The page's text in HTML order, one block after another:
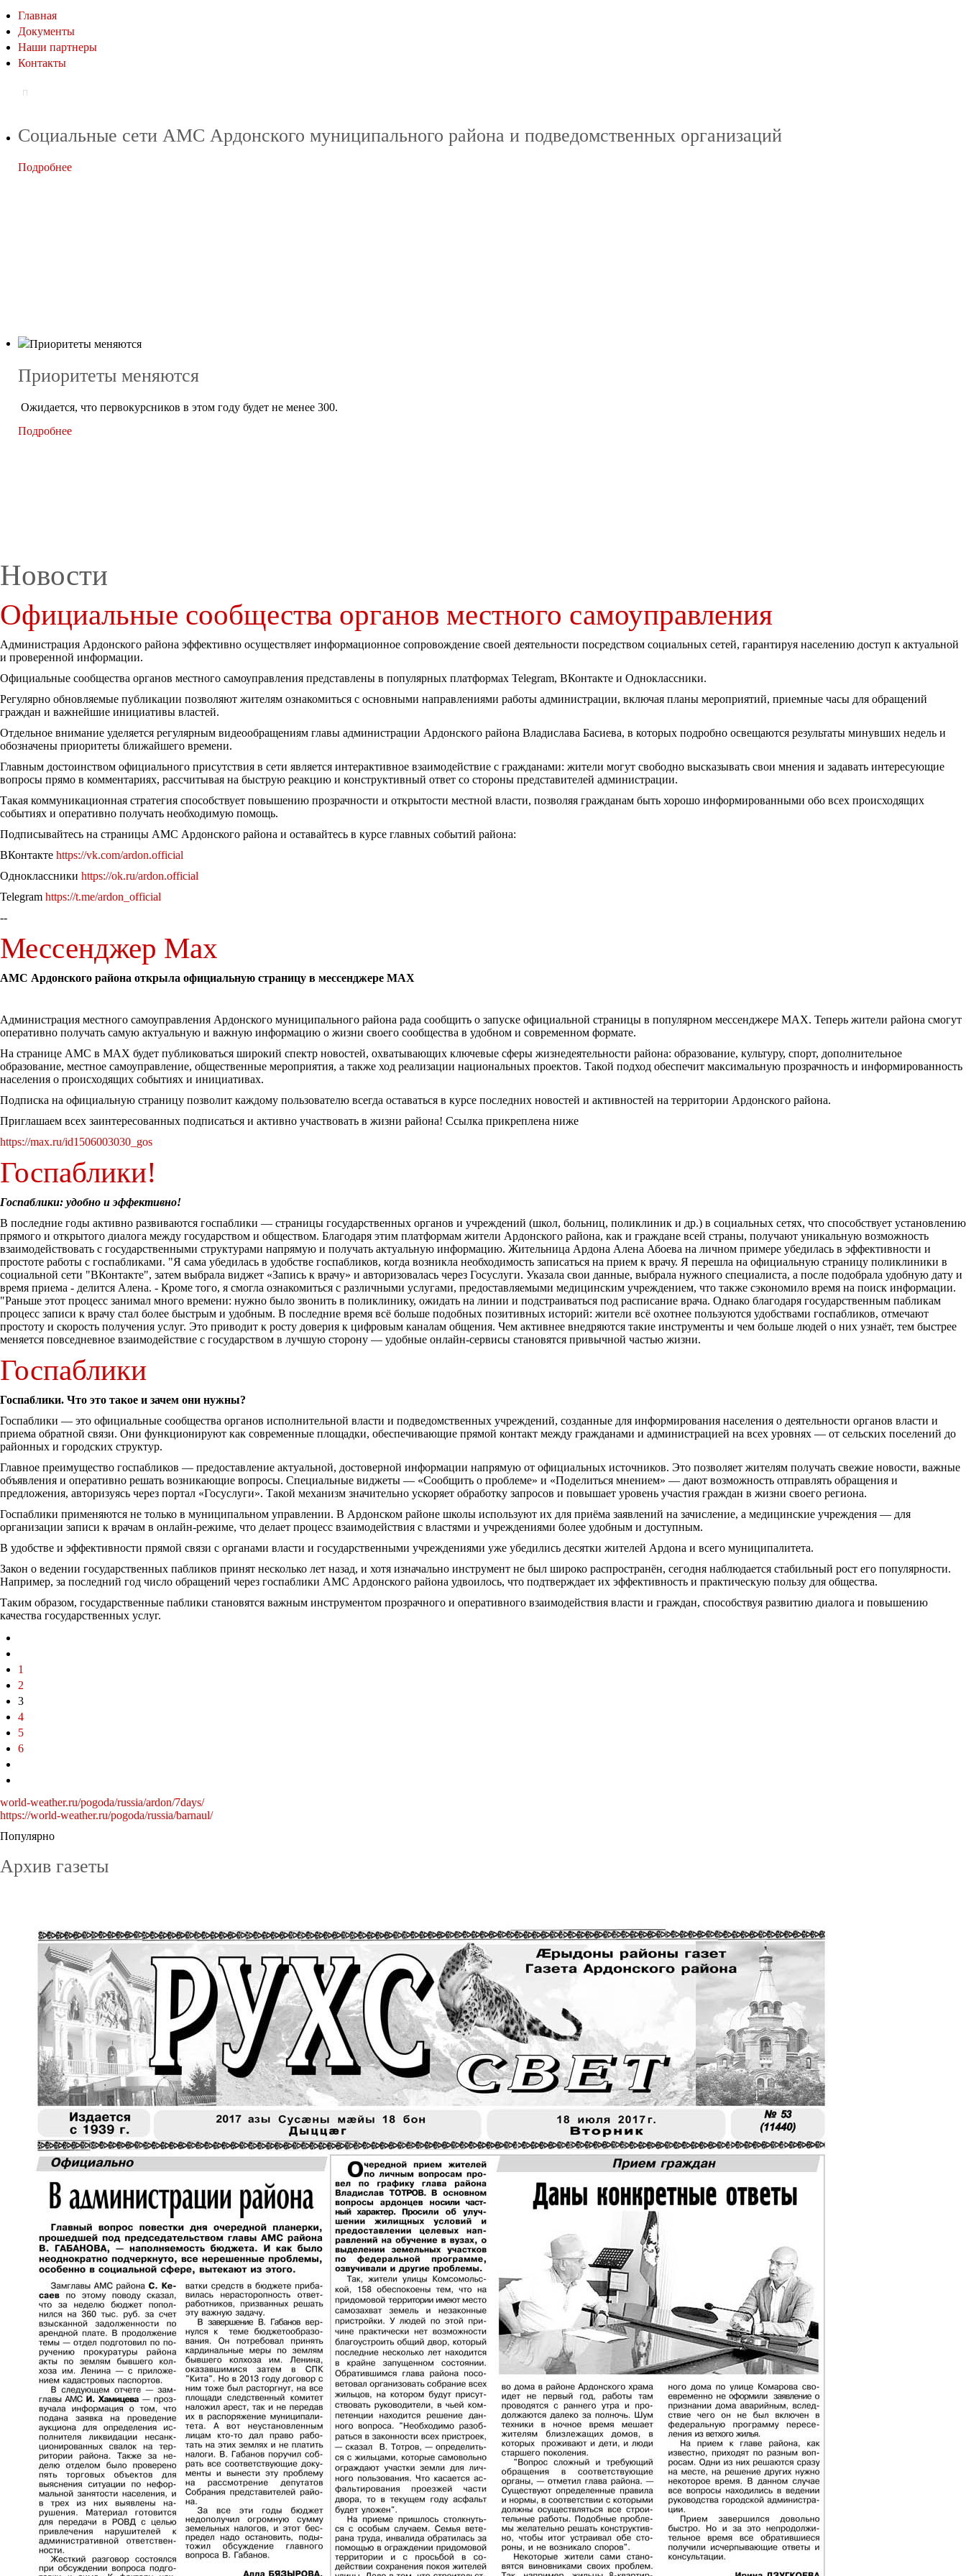
Главная
Документы
Наши партнеры
Контакты
Социальные сети АМС Ардонского муниципального района и подведомственных организаций
Подробнее
Приоритеты меняются
Ожидается, что первокурсников в этом году будет не менее 300.
Подробнее
Новости
Официальные сообщества органов местного самоуправления
Администрация Ардонского района эффективно осуществляет информационное сопровождение своей деятельности посредством социальных сетей, гарантируя населению доступ к актуальной
и проверенной информации.
Официальные сообщества органов местного самоуправления представлены в популярных платформах Telegram, ВКонтакте и Одноклассники.
Регулярно обновляемые публикации позволяют жителям ознакомиться с основными направлениями работы администрации, включая планы мероприятий, приемные часы для обращений
граждан и важнейшие инициативы властей.
Отдельное внимание уделяется регулярным видеообращениям главы администрации Ардонского района Владислава Басиева, в которых подробно освещаются результаты минувших недель и
обозначены приоритеты ближайшего времени.
Главным достоинством официального присутствия в сети является интерактивное взаимодействие с гражданами: жители могут свободно высказывать свои мнения и задавать интересующие
вопросы прямо в комментариях, рассчитывая на быструю реакцию и конструктивный ответ со стороны представителей администрации.
Такая коммуникационная стратегия способствует повышению прозрачности и открытости местной власти, позволяя гражданам быть хорошо информированными обо всех происходящих
событиях и оперативно получать необходимую помощь.
Подписывайтесь на страницы АМС Ардонского района и оставайтесь в курсе главных событий района:
ВКонтакте https://vk.com/ardon.official
Одноклассники https://ok.ru/ardon.official
Telegram https://t.me/ardon_official
--
Мессенджер Max
АМС Ардонского района открыла официальную страницу в мессенджере MAX
Администрация местного самоуправления Ардонского муниципального района рада сообщить о запуске официальной страницы в популярном мессенджере MAX. Теперь жители района смогут
оперативно получать самую актуальную и важную информацию о жизни своего сообщества в удобном и современном формате.
На странице АМС в MAX будет публиковаться широкий спектр новостей, охватывающих ключевые сферы жизнедеятельности района: образование, культуру, спорт, дополнительное
образование, местное самоуправление, общественные мероприятия, а также ход реализации национальных проектов. Такой подход обеспечит максимальную прозрачность и информированность
населения о происходящих событиях и инициативах.
Подписка на официальную страницу позволит каждому пользователю всегда оставаться в курсе последних новостей и активностей на территории Ардонского района.
Приглашаем всех заинтересованных подписаться и активно участвовать в жизни района! Ссылка прикреплена ниже
https://max.ru/id1506003030_gos
Госпаблики!
Госпаблики: удобно и эффективно!
В последние годы активно развиваются госпаблики — страницы государственных органов и учреждений (школ, больниц, поликлиник и др.) в социальных сетях, что способствует установлению
прямого и открытого диалога между государством и обществом. Благодаря этим платформам жители Ардонского района, как и граждане всей страны, получают уникальную возможность
взаимодействовать с государственными структурами напрямую и получать актуальную информацию. Жительница Ардона Алена Абоева на личном примере убедилась в эффективности и
простоте работы с госпабликами. "Я сама убедилась в удобстве госпабликов, когда возникла необходимость записаться на прием к врачу. Я перешла на официальную страницу поликлиники в
социальной сети "ВКонтакте", затем выбрала виджет «Запись к врачу» и авторизовалась через Госуслуги. Указала свои данные, выбрала нужного специалиста, а после подобрала удобную дату и
время приема - делится Алена. - Кроме того, я смогла ознакомиться с различными услугами, предоставляемыми медицинским учреждением, что также сэкономило время на поиск информации.
"Раньше этот процесс занимал много времени: нужно было звонить в поликлинику, ожидать на линии и подстраиваться под расписание врача. Однако благодаря государственным пабликам
процесс записи к врачу стал более быстрым и удобным. В последние время всё больше подобных позитивных историй: жители всё охотнее пользуются удобствами госпабликов, отмечают
простоту и скорость получения услуг. Это приводит к росту доверия к цифровым каналам общения. Чем активнее внедряются такие инструменты и чем больше людей о них узнаёт, тем быстрее
меняется повседневное взаимодействие с государством в лучшую сторону — удобные онлайн‑сервисы становятся привычной частью жизни.
Госпаблики
Госпаблики. Что это такое и зачем они нужны?
Госпаблики — это официальные сообщества органов исполнительной власти и подведомственных учреждений, созданные для информирования населения о деятельности органов власти и
приема обратной связи. Они функционируют как современные площадки, обеспечивающие прямой контакт между гражданами и администрацией на всех уровнях — от сельских поселений до
районных и городских структур.
Главное преимущество госпабликов — предоставление актуальной, достоверной информации напрямую от официальных источников. Это позволяет жителям получать свежие новости, важные
объявления и оперативно решать возникающие вопросы. Специальные виджеты — «Сообщить о проблеме» и «Поделиться мнением» — дают возможность отправлять обращения и
предложения, авторизуясь через портал «Госуслуги». Такой механизм значительно ускоряет обработку запросов и повышает уровень участия граждан в жизни своего региона.
Госпаблики применяются не только в муниципальном управлении. В Ардонском районе школы используют их для приёма заявлений на зачисление, а медицинские учреждения — для
организации записи к врачам в онлайн-режиме, что делает процесс взаимодействия с властями и учреждениями более удобным и доступным.
В удобстве и эффективности прямой связи с органами власти и государственными учреждениями уже убедились десятки жителей Ардона и всего муниципалитета.
Закон о ведении государственных пабликов принят несколько лет назад, и хотя изначально инструмент не был широко распространён, сегодня наблюдается стабильный рост его популярности.
Например, за последний год число обращений через госпаблики АМС Ардонского района удвоилось, что подтверждает их эффективность и практическую пользу для общества.
Таким образом, государственные паблики становятся важным инструментом прозрачного и оперативного взаимодействия власти и граждан, способствуя развитию диалога и повышению
качества государственных услуг.
1
2
3
4
5
6
world-weather.ru/pogoda/russia/ardon/7days/
https://world-weather.ru/pogoda/russia/barnaul/
Популярно
Архив газеты